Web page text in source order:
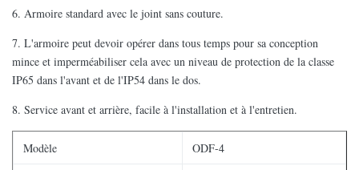
6. Armoire standard avec le joint sans couture.
7. L'armoire peut devoir opérer dans tous temps pour sa conception
mince et imperméabiliser cela avec un niveau de protection de la classe
IP65 dans l'avant et de l'IP54 dans le dos.
8. Service avant et arrière, facile à l'installation et à l'entretien.
Modèle ODF-4